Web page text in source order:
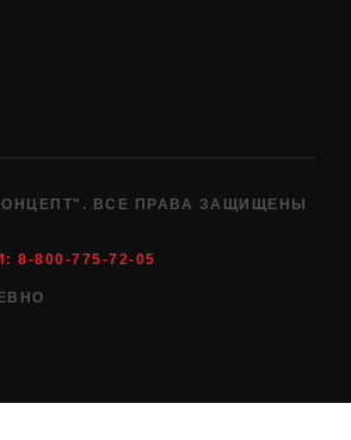
ВСЕ ПРАВА ЗАЩИЩЕНЫ
8-800-775-72-05